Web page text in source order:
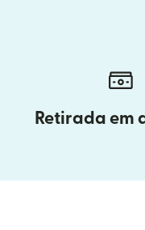
Retirada em